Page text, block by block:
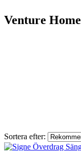
Venture Home
Sortera efter: